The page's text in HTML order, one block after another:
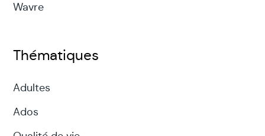
Wavre
Thématiques
Adultes
Ados